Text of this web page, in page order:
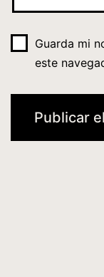
Guarda mi
este